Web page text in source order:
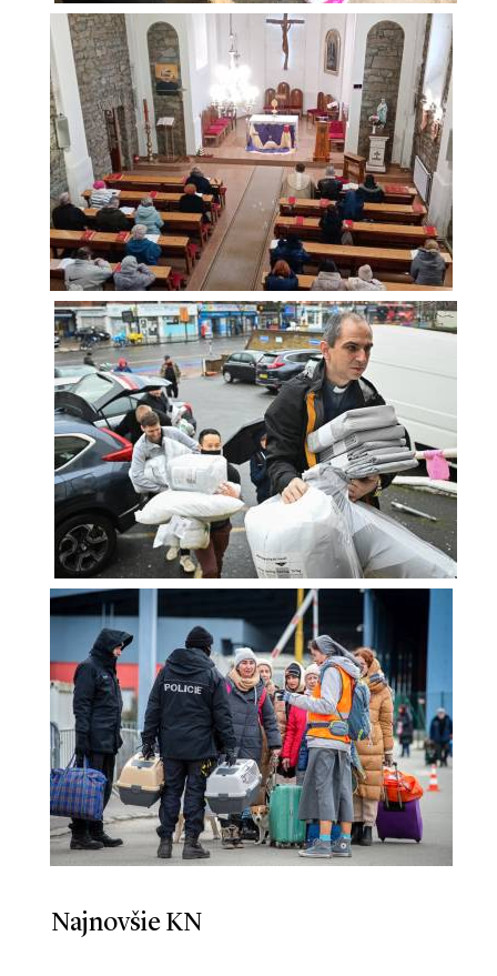
Najnovšie KN